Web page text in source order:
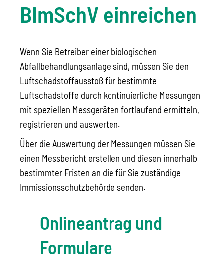
BImSchV einreichen
Wenn Sie Betreiber einer biologischen
Abfallbehandlungsanlage sind, müssen Sie den
Luftschadstoffausstoß für bestimmte
Luftschadstoffe durch kontinuierliche Messungen
mit speziellen Messgeräten fortlaufend ermitteln,
registrieren und auswerten.
Über die Auswertung der Messungen müssen Sie
einen Messbericht erstellen und diesen innerhalb
bestimmter Fristen an die für Sie zuständige
Immissionsschutzbehörde senden.
Onlineantrag und
Formulare